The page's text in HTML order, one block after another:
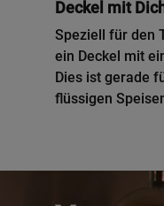
Deckel mit
Speziell für den
ein Deckel mit
Dies ist gerade
flüssigen